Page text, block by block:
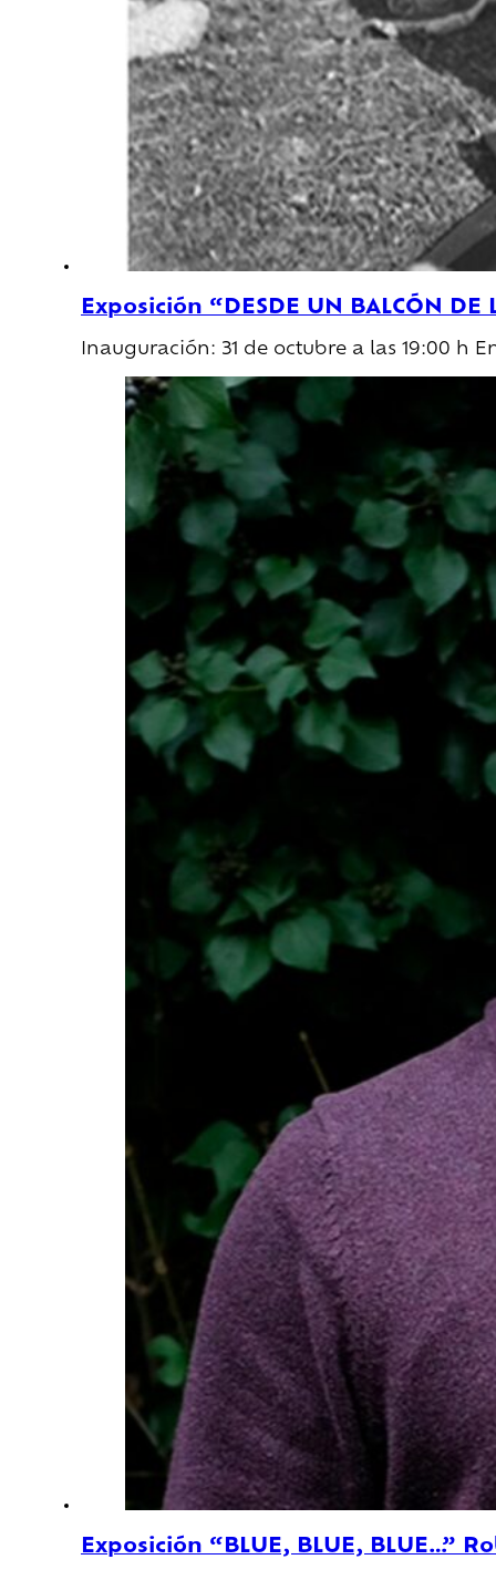
Exposición “DESDE UN BALCÓN
Inauguración: 31 de octubre a las 19:00 h
Exposición “BLUE, BLUE, BLUE…”